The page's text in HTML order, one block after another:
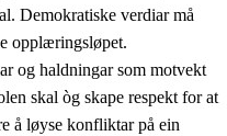
Demokratiske verdiar må
opplæringsløpet.
og haldningar som motvekt
skal òg skape respekt for at
å løyse konfliktar på ein